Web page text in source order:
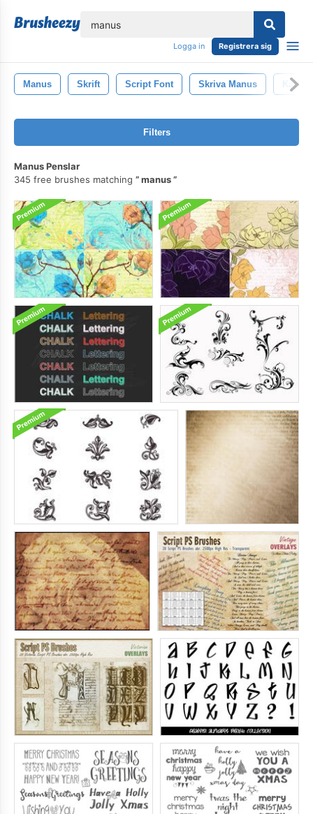
Logga in Registrera sig
Manus Skrift Script Font Skriva Manus
Filters
Manus Penslar
345 free brushes matching
manus